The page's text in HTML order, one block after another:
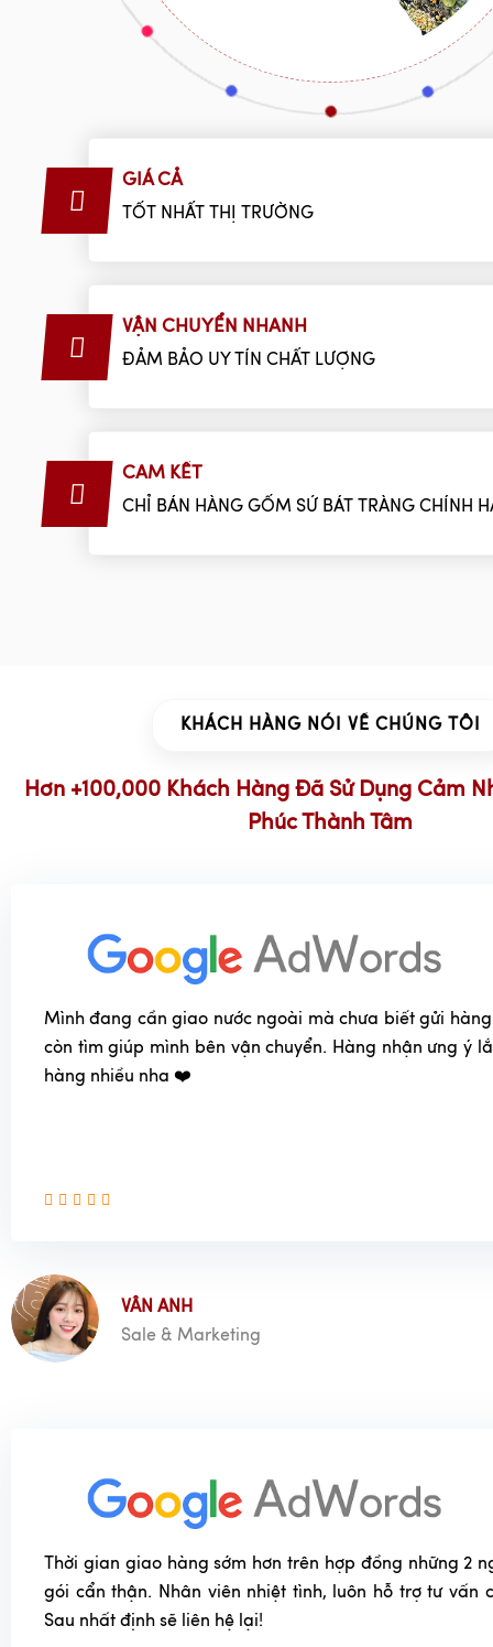
GIÁ CẢ
TỐT NHẤT THỊ TRƯỜNG
VẬN CHUYỂN NHANH
ĐẢM BẢO UY TÍN CHẤT LƯỢNG
CAM KẾT
CHỈ BÁN HÀNG GỐM SỨ BÁT TRÀNG CHÍNH
KHÁCH HÀNG NÓI VỀ CHÚNG TÔI
Hơn +100,000 Khách Hàng Đã Sử Dụng Cảm
Phúc Thành Tâm
Mình đang cần giao nước ngoài mà chưa biết gửi hàng
còn tìm giúp mình bên vận chuyển. Hàng nhận ưng ý
hàng nhiều nha ❤️
VÂN ANH
Sale & Marketing
Thời gian giao hàng sớm hơn trên hợp đồng những 2
gói cẩn thận. Nhân viên nhiệt tình, luôn hỗ trợ tư vấn
Sau nhất định sẽ liên hệ lại!